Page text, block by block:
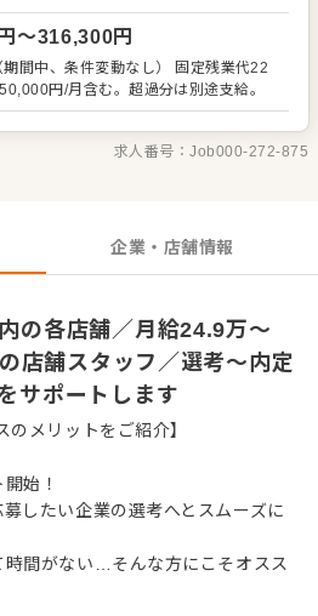
理 ・アルバイトスタッフの教育 など
わせた業務からお任せしますので、
げていきましょう。先輩スタッフがあ
トしますので、経験が浅い方も安心し
円〜316,300円
間中、条件変動なし） 固定残業代22
円/月含む。超過分は別途支給。
求人番号：Job000-272-875
企業・店舗情報
の各店舗／月給24.9万～
店舗スタッフ／選考～内定
サポートします
のメリットをご紹介】
始！
したい企業の選考へとスムーズに
間がない…そんな方にこそオスス